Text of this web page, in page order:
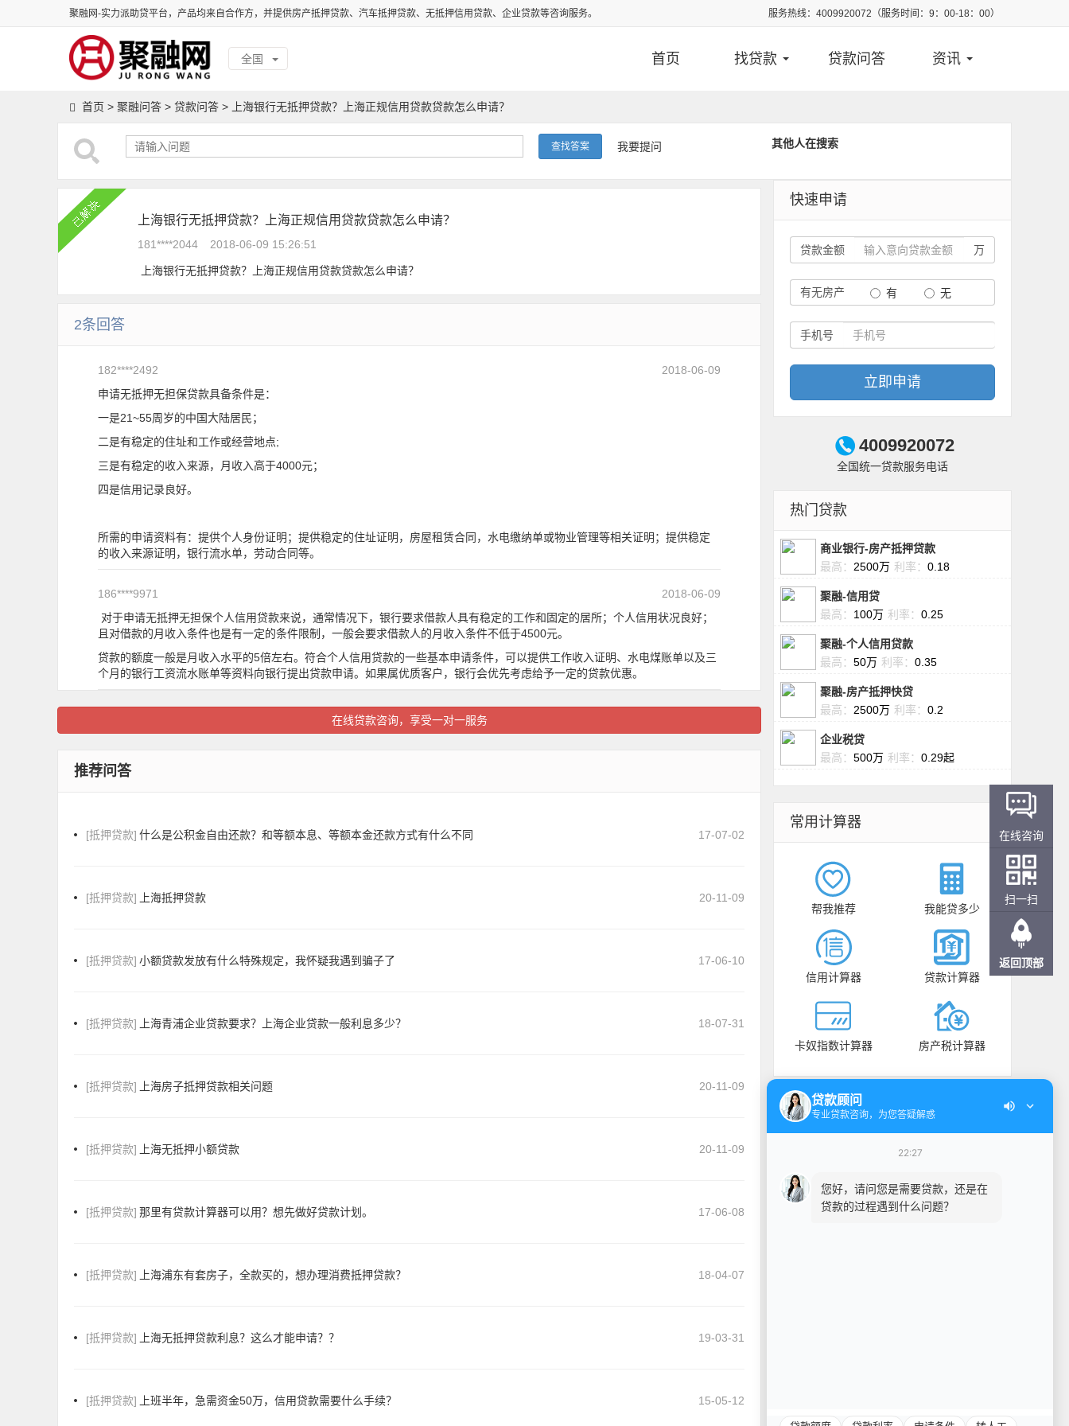
聚融网-实力派助贷平台，产品均来自合作方，并提供房产抵押贷款、汽车抵押贷款、无抵押信用贷款、企业贷款等咨询服务。 服务热线：4009920072（服务时间：9：00-18：00）
全国 首页 找贷款 贷款问答 资讯
首页 > 聚融问答 > 贷款问答 > 上海银行无抵押贷款？上海正规信用贷款贷款怎么申请？
我要提问 其他人在搜索
上海银行无抵押贷款？上海正规信用贷款贷款怎么申请？
181****2044 2018-06-09 15:26:51
上海银行无抵押贷款？上海正规信用贷款贷款怎么申请？
2条回答
182****2492
2018-06-09
申请无抵押无担保贷款具备条件是：
一是21~55周岁的中国大陆居民；
二是有稳定的住址和工作或经营地点;
三是有稳定的收入来源，月收入高于4000元；
四是信用记录良好。
所需的申请资料有：提供个人身份证明；提供稳定的住址证明，房屋租赁合同，水电缴纳单或物业管理等相关证明；提供稳定
的收入来源证明，银行流水单，劳动合同等。
186****9971
2018-06-09
对于申请无抵押无担保个人信用贷款来说，通常情况下，银行要求借款人具有稳定的工作和固定的居所；个人信用状况良好；
且对借款的月收入条件也是有一定的条件限制，一般会要求借款人的月收入条件不低于4500元。
贷款的额度一般是月收入水平的5倍左右。符合个人信用贷款的一些基本申请条件，可以提供工作收入证明、水电煤账单以及三
个月的银行工资流水账单等资料向银行提出贷款申请。如果属优质客户，银行会优先考虑给予一定的贷款优惠。
在线贷款咨询，享受一对一服务
推荐问答
[抵押贷款] 什么是公积金自由还款？和等额本息、等额本金还款方式有什么不同 17-07-02
[抵押贷款] 上海抵押贷款 20-11-09
[抵押贷款] 小额贷款发放有什么特殊规定，我怀疑我遇到骗子了 17-06-10
[抵押贷款] 上海青浦企业贷款要求？上海企业贷款一般利息多少？ 18-07-31
[抵押贷款] 上海房子抵押贷款相关问题 20-11-09
[抵押贷款] 上海无抵押小额贷款 20-11-09
[抵押贷款] 那里有贷款计算器可以用？想先做好贷款计划。 17-06-08
[抵押贷款] 上海浦东有套房子，全款买的，想办理消费抵押贷款？ 18-04-07
[抵押贷款] 上海无抵押贷款利息？这么才能申请？？ 19-03-31
[抵押贷款] 上班半年，急需资金50万，信用贷款需要什么手续？ 15-05-12
快速申请
贷款金额 万
有无房产 有 无
手机号
立即申请
4009920072
全国统一贷款服务电话
热门贷款
商业银行-房产抵押贷款
最高： 2500万 利率： 0.18
聚融-信用贷
最高： 100万 利率： 0.25
聚融-个人信用贷款
最高： 50万 利率： 0.35
聚融-房产抵押快贷
最高： 2500万 利率： 0.2
企业税贷
最高： 500万 利率： 0.29起
常用计算器
帮我推荐 我能贷多少
信用计算器 贷款计算器
卡奴指数计算器 房产税计算器
在线咨询
扫一扫
返回顶部
贷款顾问
专业贷款咨询，为您答疑解惑
22:27
您好，请问您是需要贷款，还是在
贷款的过程遇到什么问题？